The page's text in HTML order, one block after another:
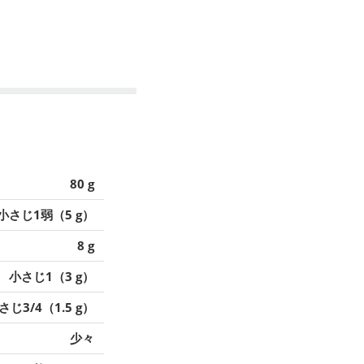
80 g
さじ1弱（5 g）
8 g
小さじ1（3 g）
じ3/4（1.5 g）
少々